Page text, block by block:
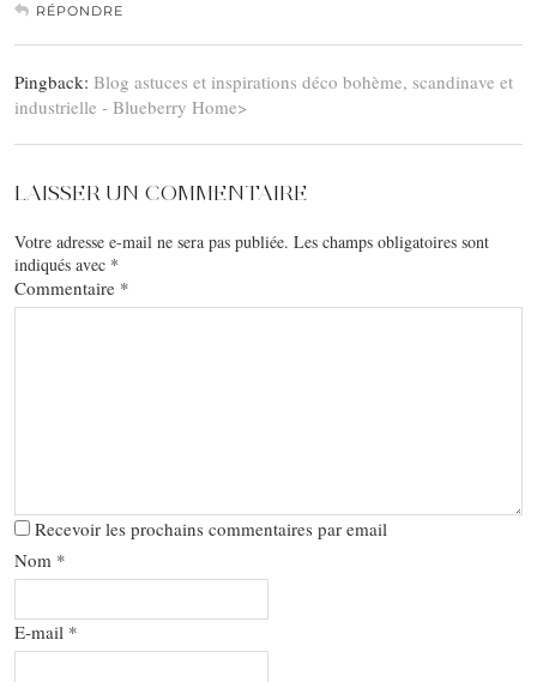
RÉPONDRE
Pingback: Blog astuces et inspirations déco bohème, scandinave et
industrielle - Blueberry Home>
LAISSER UN COMMENTAIRE
Votre adresse e-mail ne sera pas publiée. Les champs obligatoires sont
indiqués avec *
Commentaire *
Recevoir les prochains commentaires par email
Nom *
E-mail *